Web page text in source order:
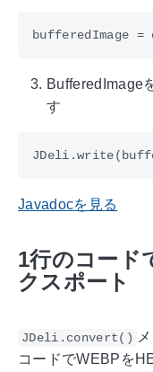
BufferedImage
す
Javadocを見る
1行のコード
クスポート
JDeli.convert()
コードでWEBPを